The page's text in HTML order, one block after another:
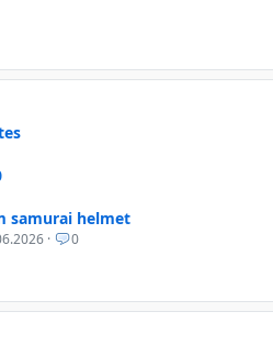
samurai helmet
· 0